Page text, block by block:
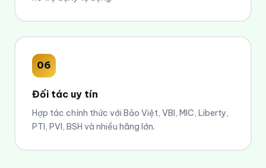
06
Đối tác uy tín
Hợp tác chính thức với Bảo Việt, VBI, MIC, Liberty,
PTI, PVI, BSH và nhiều hãng lớn.